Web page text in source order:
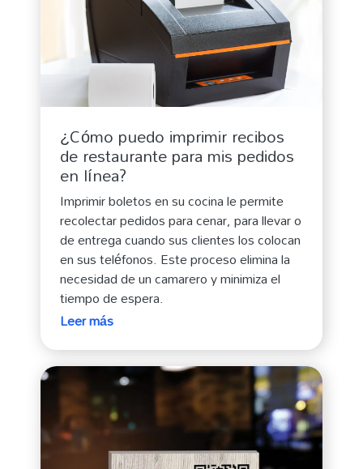
¿Cómo puedo imprimir recibos
de restaurante para mis pedidos
en línea?
Imprimir boletos en su cocina le permite
recolectar pedidos para cenar, para llevar o
de entrega cuando sus clientes los colocan
en sus teléfonos. Este proceso elimina la
necesidad de un camarero y minimiza el
tiempo de espera.
Leer más